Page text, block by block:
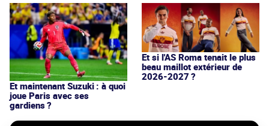
Et maintenant Suzuki : à quoi
joue Paris avec ses
gardiens ?
Et si l'AS Roma tenait le plus
beau maillot extérieur de
2026-2027 ?